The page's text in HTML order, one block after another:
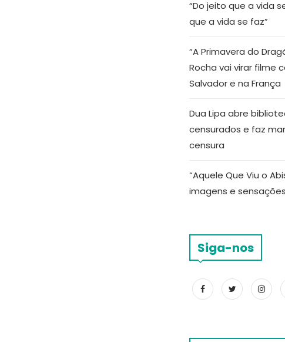
“Do jeito que a vida
que a vida se faz”
“A Primavera do
Rocha vai virar filme
Salvador e na França
Dua Lipa abre
censurados e faz
censura
“Aquele Que Viu o
imagens e sensações
Siga-nos